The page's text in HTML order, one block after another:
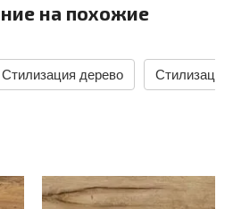
на похожие
Стилизация дерево Стилизация